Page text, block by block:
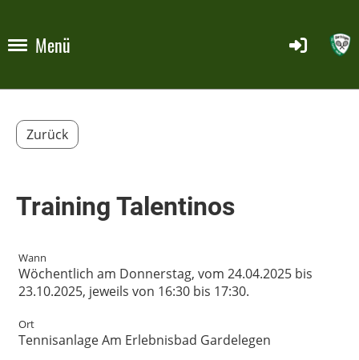
Menü
Zurück
Training Talentinos
Wann
Wöchentlich am Donnerstag, vom 24.04.2025 bis
23.10.2025, jeweils von 16:30 bis 17:30.
Ort
Tennisanlage Am Erlebnisbad Gardelegen